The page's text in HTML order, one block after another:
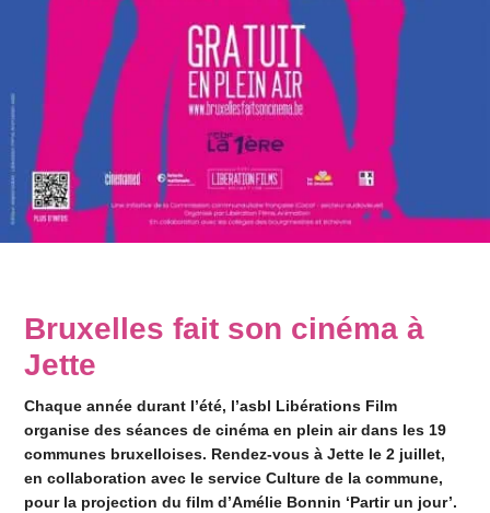
Bruxelles fait son cinéma à
Jette
Chaque année durant l’été, l’asbl Libérations Film
organise des séances de cinéma en plein air dans les 19
communes bruxelloises. Rendez-vous à Jette le 2 juillet,
en collaboration avec le service Culture de la commune,
pour la projection du film d’Amélie Bonnin ‘Partir un jour’.